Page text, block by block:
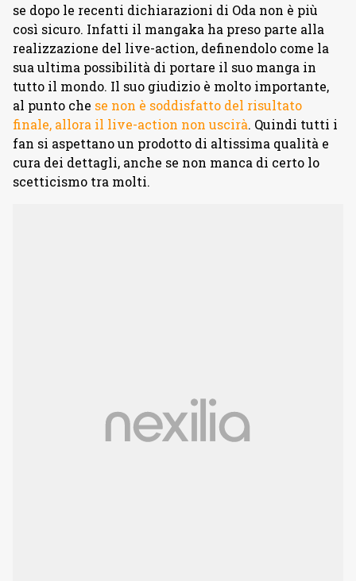
se dopo le recenti dichiarazioni di Oda non è più
così sicuro. Infatti il mangaka ha preso parte alla
realizzazione del live-action, definendolo come la
sua ultima possibilità di portare il suo manga in
tutto il mondo. Il suo giudizio è molto importante,
al punto che se non è soddisfatto del risultato
finale, allora il live-action non uscirà. Quindi tutti i
fan si aspettano un prodotto di altissima qualità e
cura dei dettagli, anche se non manca di certo lo
scetticismo tra molti.